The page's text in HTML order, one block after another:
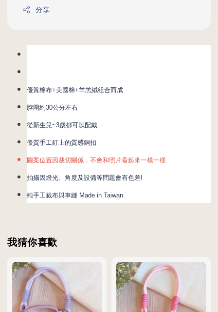
分享
優質棉布+美國棉+羊羔絨組合而成
脖圍約30公分左右
從新生兒~3歲都可以配戴
優質手工釘上的質感銅扣
圖案位置因裁切關係，不會和照片看起來一模一樣
拍攝因燈光、角度及設備等問題會有色差!
純手工裁布與車縫 Made in Taiwan.
我猜你喜歡